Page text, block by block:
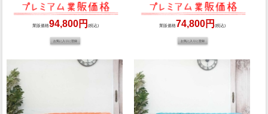
業販価格94,800円 (税込) 業販価格74,800円(税込)